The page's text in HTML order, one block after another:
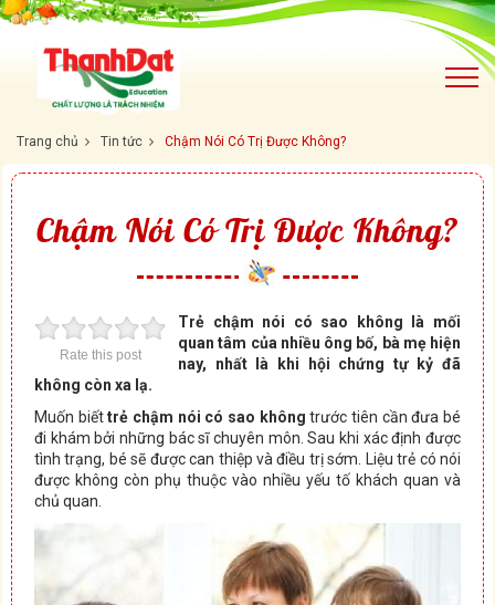
Trang chủ Tin tức Chậm Nói Có Trị Được Không?
Chậm Nói Có Trị Được Không?
Rate this post
Trẻ chậm nói có sao không là mối
quan tâm của nhiều ông bố, bà mẹ hiện
nay, nhất là khi hội chứng tự kỷ đã
không còn xa lạ.
Muốn biếttrẻ chậm nói có sao khôngtrước tiên cần đưa bé
đi khám bởi những bác sĩ chuyên môn. Sau khi xác định được
tình trạng, bé sẽ được can thiệp và điều trị sớm. Liệu trẻ có nói
được không còn phụ thuộc vào nhiều yếu tố khách quan và
chủ quan.